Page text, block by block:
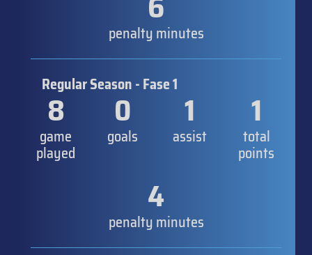
penalty minutes
Regular Season - Fase 1
8
game
played
0
goals
1
assist
1
total
points
4
penalty minutes